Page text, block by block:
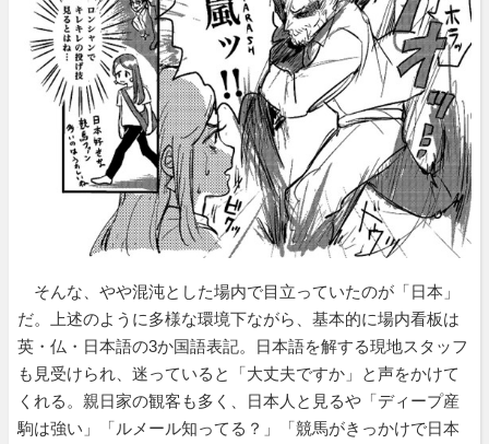
そんな、やや混沌とした場内で目立っていたのが「日本」
だ。上述のように多様な環境下ながら、基本的に場内看板は
英・仏・日本語の3か国語表記。日本語を解する現地スタッフ
も見受けられ、迷っていると「大丈夫ですか」と声をかけて
くれる。親日家の観客も多く、日本人と見るや「ディープ産
駒は強い」「ルメール知ってる？」「競馬がきっかけで日本